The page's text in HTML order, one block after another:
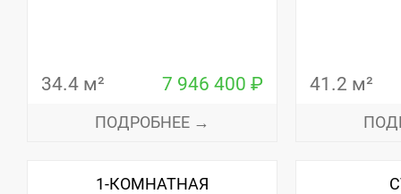
34.4 м² 7 946 400 ₽
ПОДРОБНЕЕ →
41.2 м²
1-КОМНАТНАЯ